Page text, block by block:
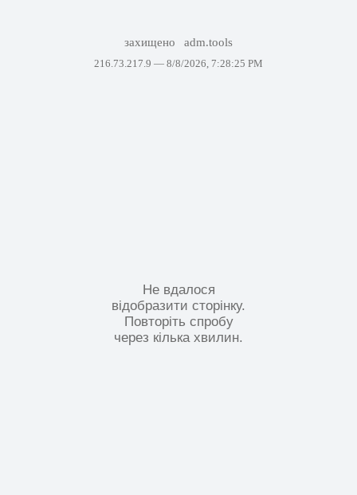
захищено adm.tools
216.73.217.9 — 8/8/2026, 7:28:25 PM
Не вдалося
відобразити сторінку.
Повторіть спробу
через кілька хвилин.